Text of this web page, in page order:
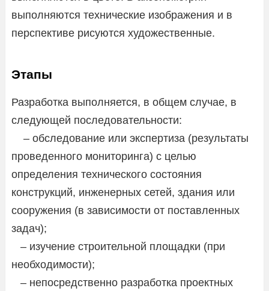
выполняются технические изображения и в
перспективе рисуются художественные.
Этапы
Разработка выполняется, в общем случае, в
следующей последовательности:
– обследование или экспертиза (результаты
проведенного мониторинга) с целью
определения технического состояния
конструкций, инженерных сетей, здания или
сооружения (в зависимости от поставленных
задач);
– изучение строительной площадки (при
необходимости);
– непосредственно разработка проектных